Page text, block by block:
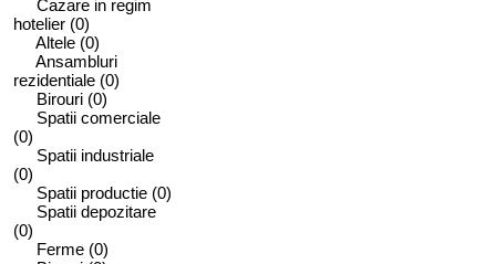
Cazare in regim
hotelier (0)
Altele (0)
Ansambluri
rezidentiale (0)
Birouri (0)
Spatii comerciale
(0)
Spatii industriale
(0)
Spatii productie (0)
Spatii depozitare
(0)
Ferme (0)